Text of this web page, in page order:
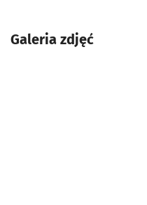
Galeria zdjęć